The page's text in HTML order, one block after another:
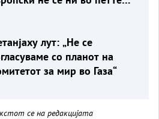
лут: „Не се
со планот на
за мир во Газа“
се на редакцијата